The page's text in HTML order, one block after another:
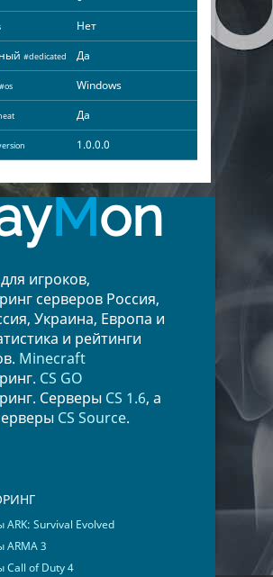
Нет
#dedicated
Да
#os
Windows
Да
1.0.0.0
Mon
игроков,
серверов Россия,
Украина, Европа и
и рейтинги
Minecraft
CS GO
Серверы CS 1.6, а
CS Source.
ARK: Survival Evolved
ARMA 3
Call of Duty 4